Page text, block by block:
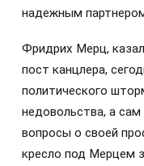
надежным
Фридрих Мерц,
пост канцлера,
политического
недовольства, а
вопросы о своей
кресло под Мерцем